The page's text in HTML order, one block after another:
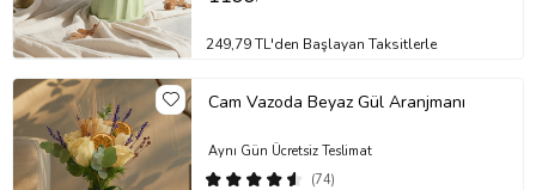
249,79 TL'den Başlayan Taksitlerle
Cam Vazoda Beyaz Gül Aranjmanı
(74)
Aynı Gün Ücretsiz Teslimat